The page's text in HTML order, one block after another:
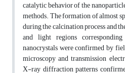
catalytic behavior of the
methods. The formation of almost
during the calcination process and
and light regions
nanocrystals were confirmed by
microscopy and transmission
X-ray diffraction patterns